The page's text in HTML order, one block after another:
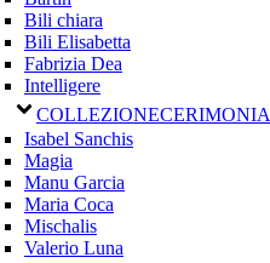
Bili chiara
Bili Elisabetta
Fabrizia Dea
Intelligere
COLLEZIONECERIMONIA
Isabel Sanchis
Magia
Manu Garcia
Maria Coca
Mischalis
Valerio Luna